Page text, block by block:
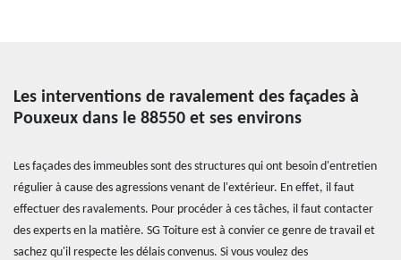
Les interventions de ravalement des façades à
Pouxeux dans le 88550 et ses environs
Les façades des immeubles sont des structures qui ont besoin d'entretien
régulier à cause des agressions venant de l'extérieur. En effet, il faut
effectuer des ravalements. Pour procéder à ces tâches, il faut contacter
des experts en la matière. SG Toiture est à convier ce genre de travail et
sachez qu'il respecte les délais convenus. Si vous voulez des